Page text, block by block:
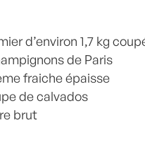
d’environ 1,7 kg
de Paris
fraiche épaisse
de calvados
brut